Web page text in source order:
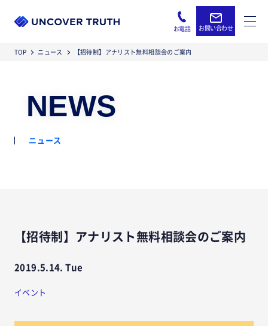
お問い合わせ
お電話
TOP ニュース 【招待制】アナリスト無料相談会のご案内
NEWS
ニュース
【招待制】アナリスト無料相談会のご案内
2019.5.14. Tue
イベント